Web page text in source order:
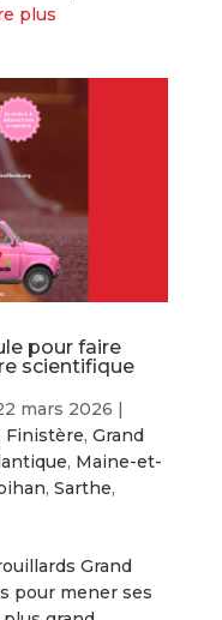
plus
pour faire
scientifique
mars 2026 |
Finistère, Grand
, Maine-et-
, Sarthe,
Grand
pour mener ses